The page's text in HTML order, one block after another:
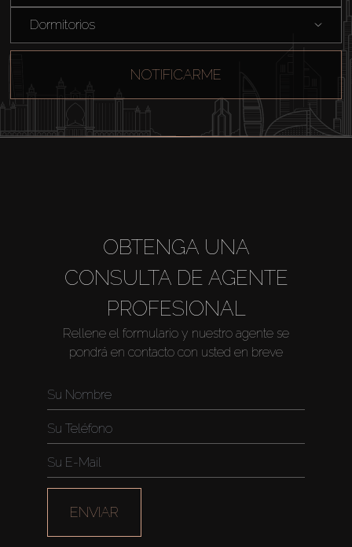
Comprar
Alquilar
Dormitorios
NOTIFICARME
OBTENGA UNA
CONSULTA DE AGENTE
PROFESIONAL
Rellene el formulario y nuestro agente se
pondrá en contacto con usted en breve
ENVIAR